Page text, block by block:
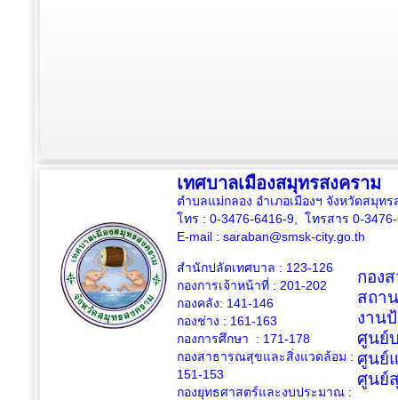
เทศบาลเมืองสมุทรสงคราม
ตำบลแม่กลอง อำเภอเมืองฯ จังหวัดสมุท
โทร : 0-3476-6416-9, โทรสาร 0-
E-mail : saraban@smsk-city.go.th
สำนักปลัดเทศบาล : 123-126
กองการเจ้าหน้าที่ : 201-202
กองคลัง: 141-146
กองช่าง : 161-163
กองการศึกษา : 171-178
กองสาธารณสุขและสิ่งแวดล้อม :
151-153
กองยุทธศาสตร์และงบประมาณ :
กอง
สถา
งาน
ศูนย์
ศูนย์
ศูนย์